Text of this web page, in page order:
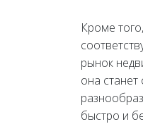
Кроме того,
рынок
она
быстро и